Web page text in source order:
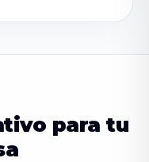
para tu